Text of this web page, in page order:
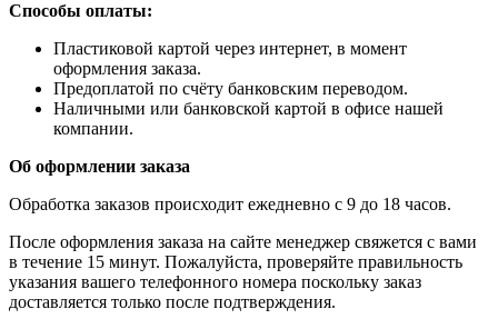
Способы оплаты:
​Пластиковой картой через интернет, в момент
оформления заказа.
​Предоплатой по счёту банковским переводом.
​Наличными или банковской картой в офисе нашей
компании.
Об оформлении заказа
Обработка заказов происходит ежедневно с 9 до 18 часов.
После оформления заказа на сайте менеджер свяжется с вами
в течение 15 минут. Пожалуйста, проверяйте правильность
указания вашего телефонного номера поскольку заказ
доставляется только после подтверждения.